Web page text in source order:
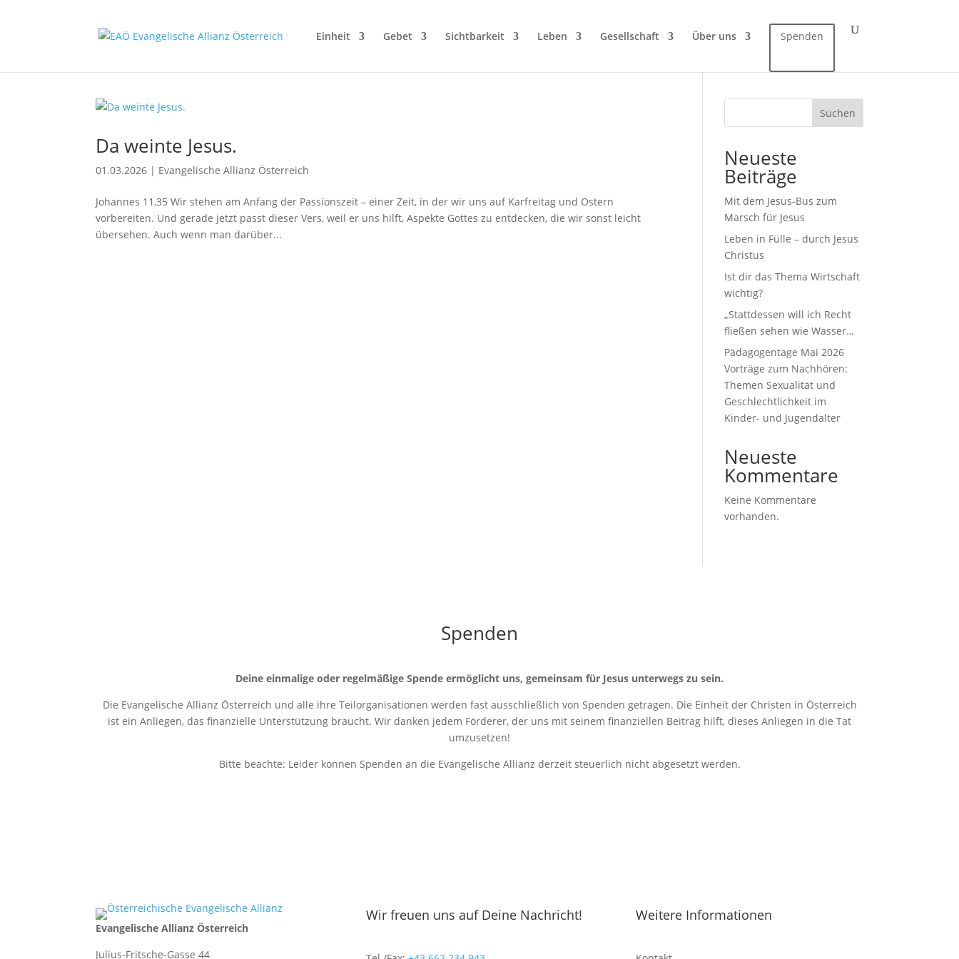
Einheit Gebet Sichtbarkeit Leben Gesellschaft Über uns Spenden
Da weinte Jesus.
01.03.2026 | Evangelische Allianz Österreich
Johannes 11,35 Wir stehen am Anfang der Passionszeit – einer Zeit, in der wir uns auf Karfreitag und Ostern
vorbereiten. Und gerade jetzt passt dieser Vers, weil er uns hilft, Aspekte Gottes zu entdecken, die wir sonst leicht
übersehen. Auch wenn man darüber...
Suchen
Neueste
Beiträge
Mit dem Jesus-Bus zum
Marsch für Jesus
Leben in Fülle – durch Jesus
Christus
Ist dir das Thema Wirtschaft
wichtig?
„Stattdessen will ich Recht
fließen sehen wie Wasser…
Pädagogentage Mai 2026
Vorträge zum Nachhören:
Themen Sexualität und
Geschlechtlichkeit im
Kinder- und Jugendalter
Neueste
Kommentare
Keine Kommentare
vorhanden.
Spenden
Deine einmalige oder regelmäßige Spende ermöglicht uns, gemeinsam für Jesus unterwegs zu sein.
Die Evangelische Allianz Österreich und alle ihre Teilorganisationen werden fast ausschließlich von Spenden getragen. Die Einheit der Christen in Österreich
ist ein Anliegen, das finanzielle Unterstützung braucht. Wir danken jedem Förderer, der uns mit seinem finanziellen Beitrag hilft, dieses Anliegen in die Tat
umzusetzen!
Bitte beachte: Leider können Spenden an die Evangelische Allianz derzeit steuerlich nicht abgesetzt werden.
Evangelische Allianz Österreich
Julius-Fritsche-Gasse 44
Wir freuen uns auf Deine Nachricht! Weitere Informationen